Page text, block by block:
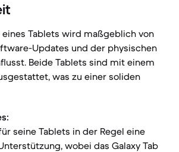
eines Tablets wird maßgeblich von
Updates und der physischen
Beide Tablets sind mit einem
was zu einer soliden
seine Tablets in der Regel eine
wobei das Galaxy Tab